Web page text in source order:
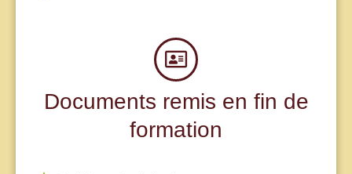
Documents remis en fin de
formation